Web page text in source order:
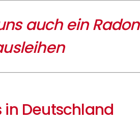
auch ein Radon
in Deutschland